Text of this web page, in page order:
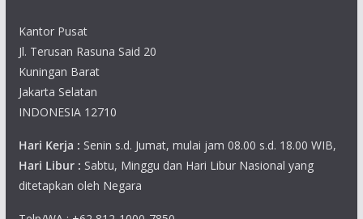
Kantor Pusat
Jl. Terusan Rasuna Said 20
Kuningan Barat
Jakarta Selatan
INDONESIA 12710
Hari Kerja : Senin s.d. Jumat, mulai jam 08.00 s.d. 18.00 WIB,
Hari Libur : Sabtu, Minggu dan Hari Libur Nasional yang
ditetapkan oleh Negara